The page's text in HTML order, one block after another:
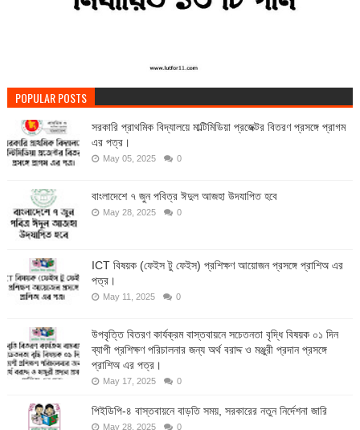
POPULAR POSTS
সরকারি প্রাথমিক বিদ্যালয়ে মাল্টিমিডিয়া প্রজেক্টর বিতরণ প্রসঙ্গে প্রাগম
এর পত্র।
May 05, 2025 0
বাংলাদেশে ৭ জুন পবিত্র ঈদুল আজহা উদযাপিত হবে
May 28, 2025 0
ICT বিষয়ক (ফেইস টু ফেইস) প্রশিক্ষণ আয়োজন প্রসঙ্গে প্রাশিঅ এর
পত্র।
May 11, 2025 0
উপবৃত্তি বিতরণ কার্যক্রম বাস্তবায়নে সচেতনতা বৃদ্ধি বিষয়ক ০১ দিন
ব্যাপী প্রশিক্ষণ পরিচালনার জন্য অর্থ বরাদ্দ ও মঞ্জুরী প্রদান প্রসঙ্গে
প্রাশিঅ এর পত্র।
May 17, 2025 0
পিইডিপি-৪ বাস্তবায়নে বাড়তি সময়, সরকারের নতুন নির্দেশনা জারি
May 28, 2025 0